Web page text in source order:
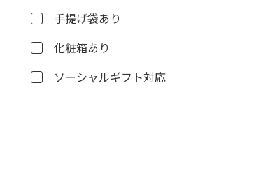
手提げ袋あり
化粧箱あり
ソーシャルギフト対応